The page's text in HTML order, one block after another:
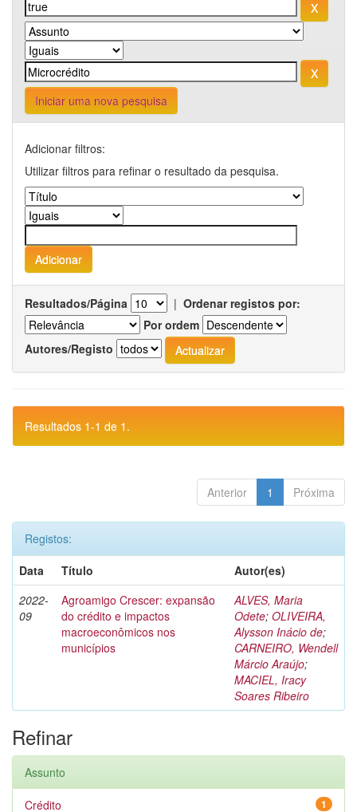
Iniciar uma nova pesquisa
Adicionar filtros:
Utilizar filtros para refinar o resultado da pesquisa.
Resultados/Página | Ordenar registos por:
Por ordem
Autores/Registo
Resultados 1-1 de 1.
Anterior 1 Próxima
Registos:
Data
Título
Autor(es)
2022-
09
Agroamigo Crescer: expansão
do crédito e impactos
macroeconômicos nos
municípios
ALVES, Maria
Odete; OLIVEIRA,
Alysson Inácio de;
CARNEIRO, Wendell
Márcio Araújo;
MACIEL, Iracy
Soares Ribeiro
Refinar
Assunto
1
Crédito